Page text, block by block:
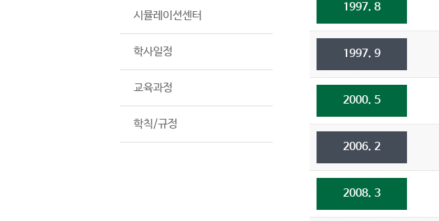
시뮬레이션센터
학사일정
교육과정
학칙/규정
1997. 8
1997. 9
2000. 5
2006. 2
2008. 3